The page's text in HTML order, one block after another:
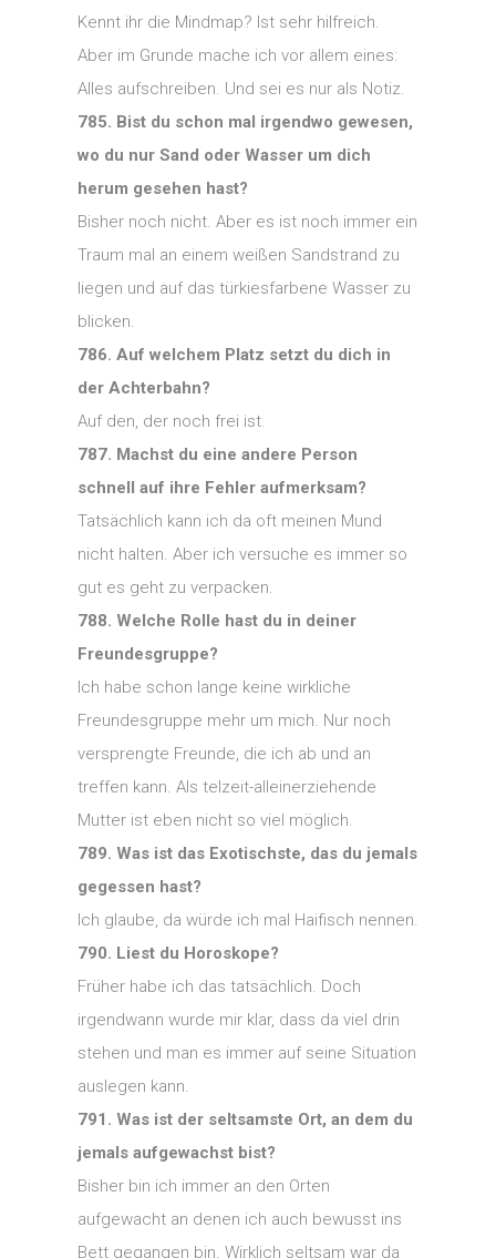
Kennt ihr die Mindmap? Ist sehr hilfreich.
Aber im Grunde mache ich vor allem eines:
Alles aufschreiben. Und sei es nur als Notiz.
785. Bist du schon mal irgendwo gewesen,
wo du nur Sand oder Wasser um dich
herum gesehen hast?
Bisher noch nicht. Aber es ist noch immer ein
Traum mal an einem weißen Sandstrand zu
liegen und auf das türkiesfarbene Wasser zu
blicken.
786. Auf welchem Platz setzt du dich in
der Achterbahn?
Auf den, der noch frei ist.
787. Machst du eine andere Person
schnell auf ihre Fehler aufmerksam?
Tatsächlich kann ich da oft meinen Mund
nicht halten. Aber ich versuche es immer so
gut es geht zu verpacken.
788. Welche Rolle hast du in deiner
Freundesgruppe?
Ich habe schon lange keine wirkliche
Freundesgruppe mehr um mich. Nur noch
versprengte Freunde, die ich ab und an
treffen kann. Als telzeit-alleinerziehende
Mutter ist eben nicht so viel möglich.
789. Was ist das Exotischste, das du jemals
gegessen hast?
Ich glaube, da würde ich mal Haifisch nennen.
790. Liest du Horoskope?
Früher habe ich das tatsächlich. Doch
irgendwann wurde mir klar, dass da viel drin
stehen und man es immer auf seine Situation
auslegen kann.
791. Was ist der seltsamste Ort, an dem du
jemals aufgewachst bist?
Bisher bin ich immer an den Orten
aufgewacht an denen ich auch bewusst ins
Bett gegangen bin. Wirklich seltsam war da